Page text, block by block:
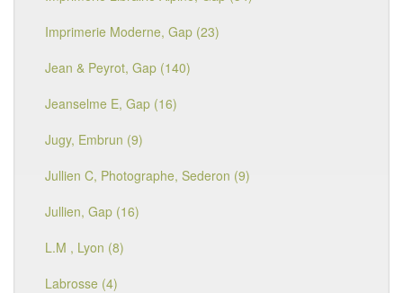
Imprimerie Moderne, Gap (23)
Jean & Peyrot, Gap (140)
Jeanselme E, Gap (16)
Jugy, Embrun (9)
Jullien C, Photographe, Sederon (9)
Jullien, Gap (16)
L.M , Lyon (8)
Labrosse (4)